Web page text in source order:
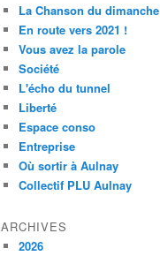
La Chanson du dimanche
En route vers 2021 !
Vous avez la parole
Société
L'écho du tunnel
Liberté
Espace conso
Entreprise
Où sortir à Aulnay
Collectif PLU Aulnay
ARCHIVES
2026